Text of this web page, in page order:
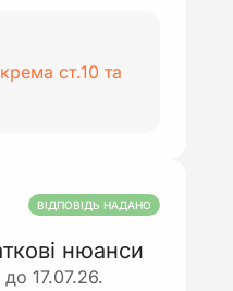
ст.10 та
ВІДПОВІДЬ НАДАНО
нюанси
17.07.26.